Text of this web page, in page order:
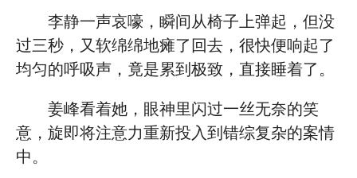
李静一声哀嚎，瞬间从椅子上弹起，但没
过三秒，又软绵绵地瘫了回去，很快便响起了
均匀的呼吸声，竟是累到极致，直接睡着了。
姜峰看着她，眼神里闪过一丝无奈的笑
意，旋即将注意力重新投入到错综复杂的案情
中。